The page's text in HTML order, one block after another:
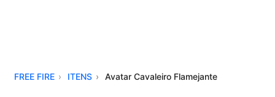
FREE FIRE ITENS Avatar Cavaleiro Flamejante